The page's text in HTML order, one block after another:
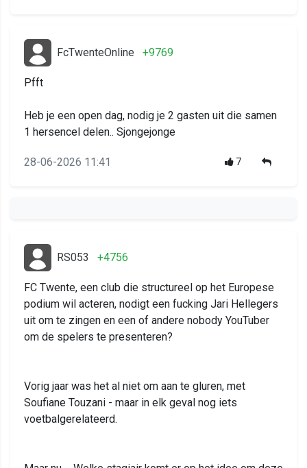
FcTwenteOnline +9769
Pfft
Heb je een open dag, nodig je 2 gasten uit die samen
1 hersencel delen.. Sjongejonge
28-06-2026 11:41 7
RS053 +4756
FC Twente, een club die structureel op het Europese
podium wil acteren, nodigt een fucking Jari Hellegers
uit om te zingen en een of andere nobody YouTuber
om de spelers te presenteren?
Vorig jaar was het al niet om aan te gluren, met
Soufiane Touzani - maar in elk geval nog iets
voetbalgerelateerd.